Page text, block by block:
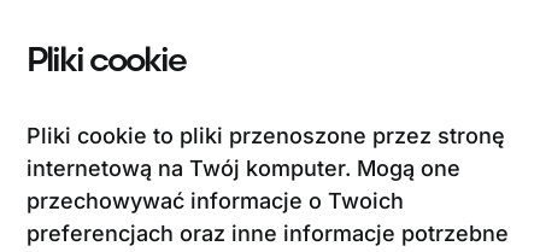
Pliki cookie
Pliki cookie to pliki przenoszone przez stronę
internetową na Twój komputer. Mogą one
przechowywać informacje o Twoich
preferencjach oraz inne informacje potrzebne